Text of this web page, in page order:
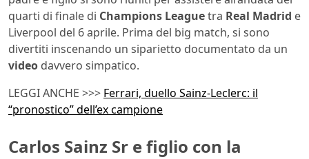
quarti di finale di Champions Leaguetra Real Madrid e
Liverpool del 6 aprile. Prima del big match, si sono
divertiti inscenando un siparietto documentato da un
video davvero simpatico.
LEGGI ANCHE >>> Ferrari, duello Sainz-Leclerc: il
“pronostico” dell’ex campione
Carlos Sainz Sr e figlio con la